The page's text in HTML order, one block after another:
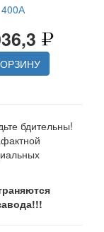
400А
бдительны!